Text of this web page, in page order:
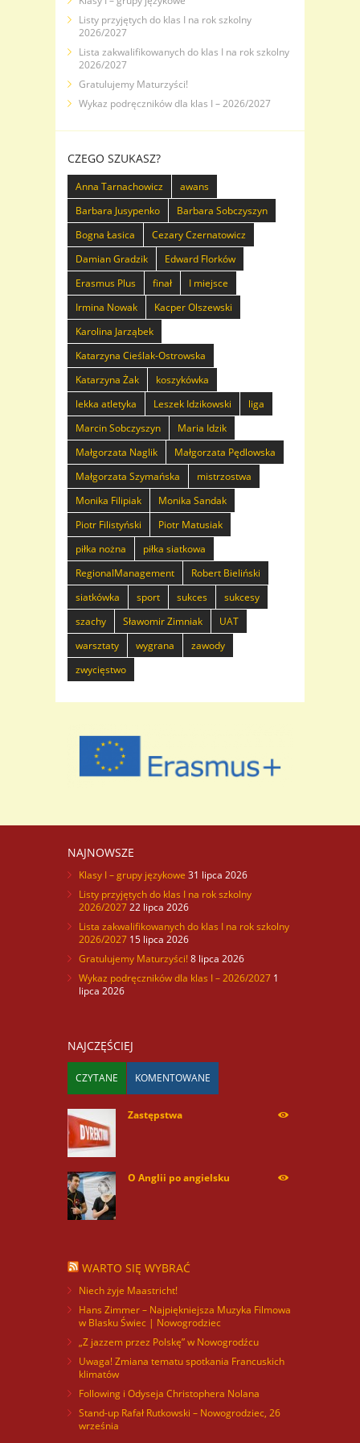
Listy przyjętych do klas I na rok szkolny
2026/2027
Lista zakwalifikowanych do klas I na rok szkolny
2026/2027
Gratulujemy Maturzyści!
Wykaz podręczników dla klas I – 2026/2027
CZEGO SZUKASZ?
Anna Tarnachowicz
awans
Barbara Jusypenko
Barbara Sobczyszyn
Bogna Łasica
Cezary Czernatowicz
Damian Gradzik
Edward Florków
Erasmus Plus
finał
I miejsce
Irmina Nowak
Kacper Olszewski
Karolina Jarząbek
Katarzyna Cieślak-Ostrowska
Katarzyna Żak
koszykówka
lekka atletyka
Leszek Idzikowski
liga
Marcin Sobczyszyn
Maria Idzik
Małgorzata Naglik
Małgorzata Pędlowska
Małgorzata Szymańska
mistrzostwa
Monika Filipiak
Monika Sandak
Piotr Filistyński
Piotr Matusiak
piłka nożna
piłka siatkowa
RegionalManagement
Robert Bieliński
siatkówka
sport sukces
sukcesy
szachy
Sławomir Zimniak
UAT
warsztaty
wygrana
zawody
zwycięstwo
NAJNOWSZE
Klasy I – grupy językowe 31 lipca 2026
Listy przyjętych do klas I na rok szkolny
2026/202722 lipca 2026
Lista zakwalifikowanych do klas I na rok szkolny
2026/2027 15 lipca 2026
Gratulujemy Maturzyści!8 lipca 2026
Wykaz podręczników dla klas I – 2026/2027 1
lipca 2026
NAJCZĘŚCIEJ
CZYTANE KOMENTOWANE
Zastępstwa
O Anglii po angielsku
WARTO SIĘ WYBRAĆ
Niech żyje Maastricht!
Hans Zimmer – Najpiękniejsza Muzyka Filmowa
w Blasku Świec | Nowogrodziec
„Z jazzem przez Polskę” w Nowogrodźcu
Uwaga! Zmiana tematu spotkania Francuskich
klimatów
Following i Odyseja Christophera Nolana
Stand-up Rafał Rutkowski – Nowogrodziec, 26
września